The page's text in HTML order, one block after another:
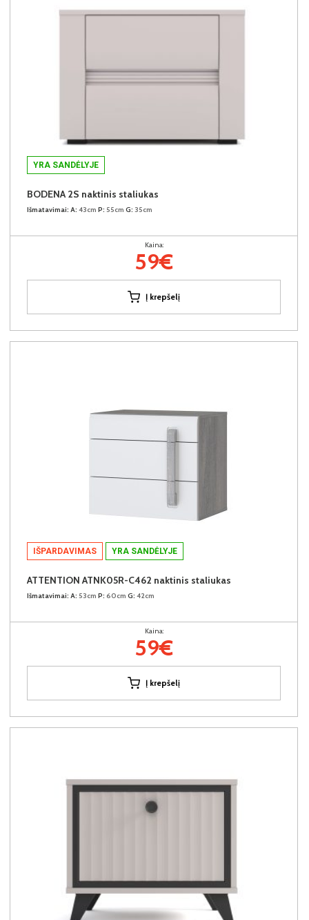
YRA SANDĖLYJE
BODENA 2S naktinis staliukas
Išmatavimai: A: 43cm P: 55cm G: 35cm
Kaina:
59€
Į krepšelį
IŠPARDAVIMAS YRA SANDĖLYJE
ATTENTION ATNK05R-C462 naktinis staliukas
Išmatavimai: A: 53cm P: 60cm G: 42cm
Kaina:
59€
Į krepšelį